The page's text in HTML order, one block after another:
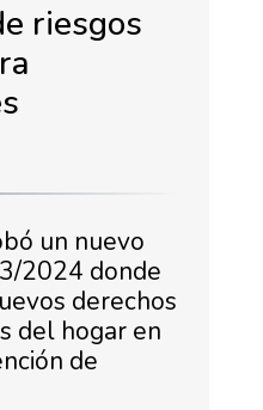
riesgos
un nuevo
2024 donde
derechos
del hogar en
de